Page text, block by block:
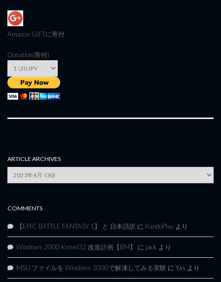
Amazon GIFTに寄付
Donation(寄付)
ARTICLE ARCHIVES
Archives
COMMENTS
【EPIC BATTLE FANTASY 1】 と 日本語訳 に RandoPlay より
Windows 2000 Kernel32 改造計画【BM】 に jack より
MSU ファイルを Windows 2000で解凍してみる実験 に Yas より